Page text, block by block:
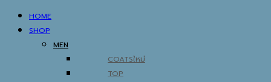
HOME
SHOP
MEN
COATS
TOP